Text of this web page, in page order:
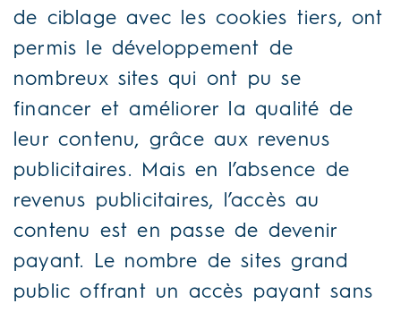
de ciblage avec les cookies tiers, ont
permis le développement de
nombreux sites qui ont pu se
financer et améliorer la qualité de
leur contenu, grâce aux revenus
publicitaires. Mais en l’absence de
revenus publicitaires, l’accès au
contenu est en passe de devenir
payant. Le nombre de sites grand
public offrant un accès payant sans